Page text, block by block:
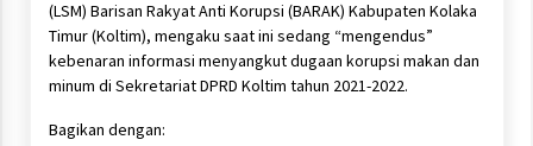
(LSM) Barisan Rakyat Anti Korupsi (BARAK) Kabupaten Kolaka
Timur (Koltim), mengaku saat ini sedang “mengendus”
kebenaran informasi menyangkut dugaan korupsi makan dan
minum di Sekretariat DPRD Koltim tahun 2021-2022.
Bagikan dengan: